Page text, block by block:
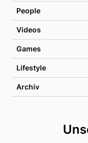
People
Videos
Games
Lifestyle
Archiv